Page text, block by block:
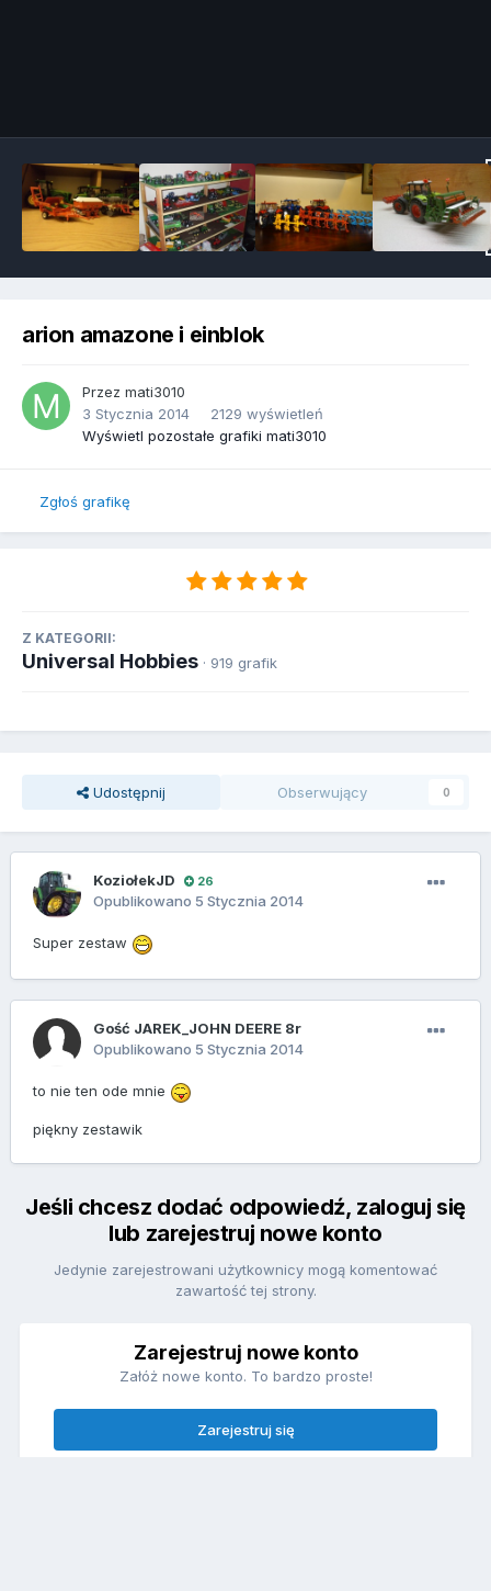
arion amazone i einblok
Przez mati3010
3 Stycznia 2014
2129 wyświetleń
Wyświetl pozostałe grafiki mati3010
Zgłoś grafikę
Z KATEGORII:
Universal Hobbies · 919 grafik
Udostępnij Obserwujący 0
KoziołekJD 26
Opublikowano 5 Stycznia 2014
Super zestaw
Gość JAREK_JOHN DEERE 8r
Opublikowano 5 Stycznia 2014
to nie ten ode mnie
piękny zestawik
Jeśli chcesz dodać odpowiedź, zaloguj się
lub zarejestruj nowe konto
Jedynie zarejestrowani użytkownicy mogą komentować
zawartość tej strony.
Zarejestruj nowe konto
Załóż nowe konto. To bardzo proste!
Zarejestruj się